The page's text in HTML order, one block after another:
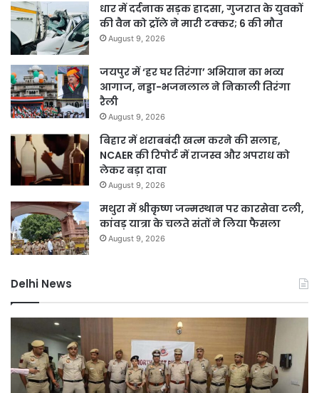
धार में दर्दनाक सड़क हादसा, गुजरात के युवकों
की वैन को ट्रॉले ने मारी टक्कर; 6 की मौत
August 9, 2026
जयपुर में ‘हर घर तिरंगा’ अभियान का भव्य
आगाज, नड्डा-भजनलाल ने निकाली तिरंगा
रैली
August 9, 2026
बिहार में शराबबंदी खत्म करने की सलाह,
NCAER की रिपोर्ट में राजस्व और अपराध को
लेकर बड़ा दावा
August 9, 2026
मथुरा में श्रीकृष्ण जन्मस्थान पर कारसेवा टली,
कांवड़ यात्रा के चलते संतों ने लिया फैसला
August 9, 2026
Delhi News
होगी
सीमेंटेड,
750